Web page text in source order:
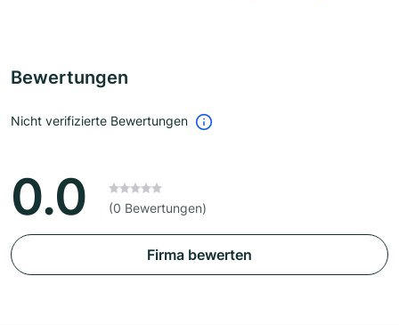
Bewertungen
Nicht verifizierte Bewertungen
0.0 (0 Bewertungen)
Firma bewerten